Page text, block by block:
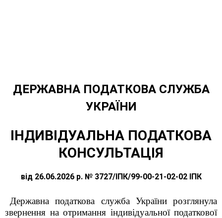
ДЕРЖАВНА ПОДАТКОВА СЛУЖБА
УКРАЇНИ
ІНДИВІДУАЛЬНА ПОДАТКОВА
КОНСУЛЬТАЦІЯ
від 26.06.2026 р. № 3727/ІПК/99-00-21-02-02 ІПК
Державна податкова служба України розглянула
звернення на отримання індивідуальної податкової